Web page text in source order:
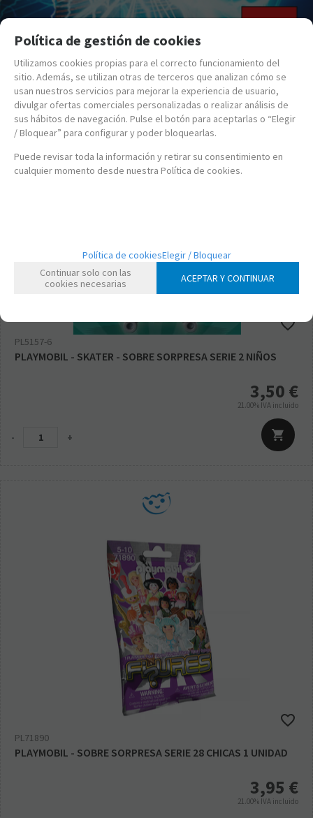
PL5157-6
PLAYMOBIL - SKATER - SOBRE SORPRESA SERIE 2 NIÑOS
3,50 €
21.00% IVA incluido
- +
PL71890
PLAYMOBIL - SOBRE SORPRESA SERIE 28 CHICAS 1 UNIDAD
3,95 €
21.00% IVA incluido
Política de gestión de cookies
Utilizamos cookies propias para el correcto funcionamiento del
sitio. Además, se utilizan otras de terceros que analizan cómo se
usan nuestros servicios para mejorar la experiencia de usuario,
divulgar ofertas comerciales personalizadas o realizar análisis de
sus hábitos de navegación. Pulse el botón para aceptarlas o “Elegir
/ Bloquear” para configurar y poder bloquearlas.
Puede revisar toda la información y retirar su consentimiento en
cualquier momento desde nuestra Política de cookies.
Política de cookiesElegir / Bloquear
Continuar solo con las
cookies necesarias
ACEPTAR Y CONTINUAR